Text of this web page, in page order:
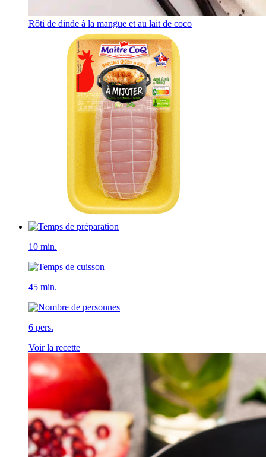
Rôti de dinde à la mangue et au lait de coco
10 min.
45 min.
6 pers.
Voir la recette